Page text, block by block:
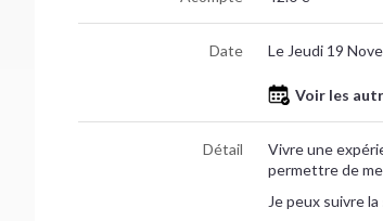
Date Le Jeudi 19
Voir les
Détail
Vivre une
permettre de
Je peux suivre